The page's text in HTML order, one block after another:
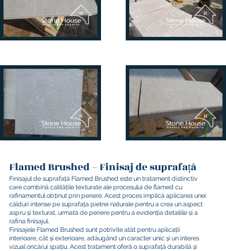
Flamed Brushed – Finisaj de suprafață
Finisajul de suprafață Flamed Brushed este un tratament distinctiv
care combină calitățile texturate ale procesului de flamed cu
rafinamentul obținut prin periere. Acest proces implică aplicarea unei
călduri intense pe suprafața pietrei naturale pentru a crea un aspect
aspru și texturat, urmată de periere pentru a evidenția detaliile și a
rafina finisajul.
Finisajele Flamed Brushed sunt potrivite atât pentru aplicații
interioare, cât și exterioare, adăugând un caracter unic și un interes
vizual oricărui spațiu. Acest tratament oferă o suprafață durabilă și